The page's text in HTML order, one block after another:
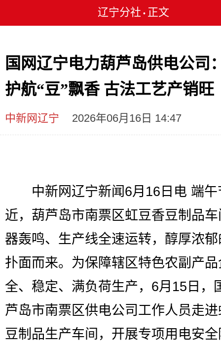
辽宁分社 • 正文
国网辽宁电力葫芦岛供电公司
护航“豆”飘香 古法工艺产销旺
中新网辽宁 2026年06月16日 14:47
中新网辽宁新闻6月16日电 端午
近，葫芦岛市南票区虹豆香豆制品
器轰鸣、生产线全速运转，醇厚浓
扑面而来。为保障辖区特色农副产
全、稳定、满负荷生产，6月15日，
芦岛市南票区供电公司工作人员走
豆制品生产车间，开展专项用电安